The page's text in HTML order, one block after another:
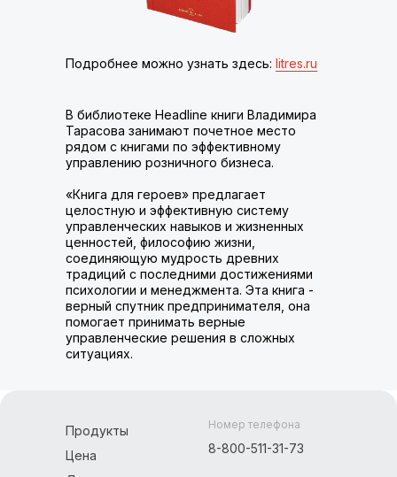
В библиотеке Headline книги Владимира
Тарасова занимают почетное место
рядом с книгами по эффективному
управлению розничного бизнеса.
«Книга для героев» предлагает
целостную и эффективную систему
управленческих навыков и жизненных
ценностей, философию жизни,
соединяющую мудрость древних
традиций с последними достижениями
психологии и менеджмента. Эта книга -
верный спутник предпринимателя, она
помогает принимать верные
управленческие решения в сложных
ситуациях.
Подробнее можно узнать здесь: litres.ru
8-800-511-31-73
Продукты Номер телефона
Цена